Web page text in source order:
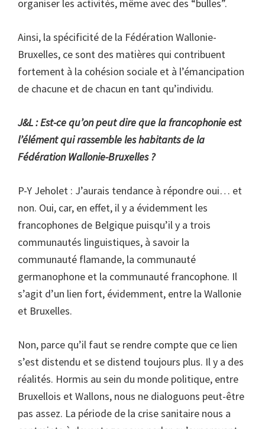
organiser les activités, même avec des “bulles”.
Ainsi, la spécificité de la Fédération Wallonie-
Bruxelles, ce sont des matières qui contribuent
fortement à la cohésion sociale et à l’émancipation
de chacune et de chacun en tant qu’individu.
J&L : Est-ce qu’on peut dire que la francophonie est
l’élément qui rassemble les habitants de la
Fédération Wallonie-Bruxelles ?
P-Y Jeholet : J’aurais tendance à répondre oui… et
non. Oui, car, en effet, il y a évidemment les
francophones de Belgique puisqu’il y a trois
communautés linguistiques, à savoir la
communauté flamande, la communauté
germanophone et la communauté francophone. Il
s’agit d’un lien fort, évidemment, entre la Wallonie
et Bruxelles.
Non, parce qu’il faut se rendre compte que ce lien
s’est distendu et se distend toujours plus. Il y a des
réalités. Hormis au sein du monde politique, entre
Bruxellois et Wallons, nous ne dialoguons peut-être
pas assez. La période de la crise sanitaire nous a